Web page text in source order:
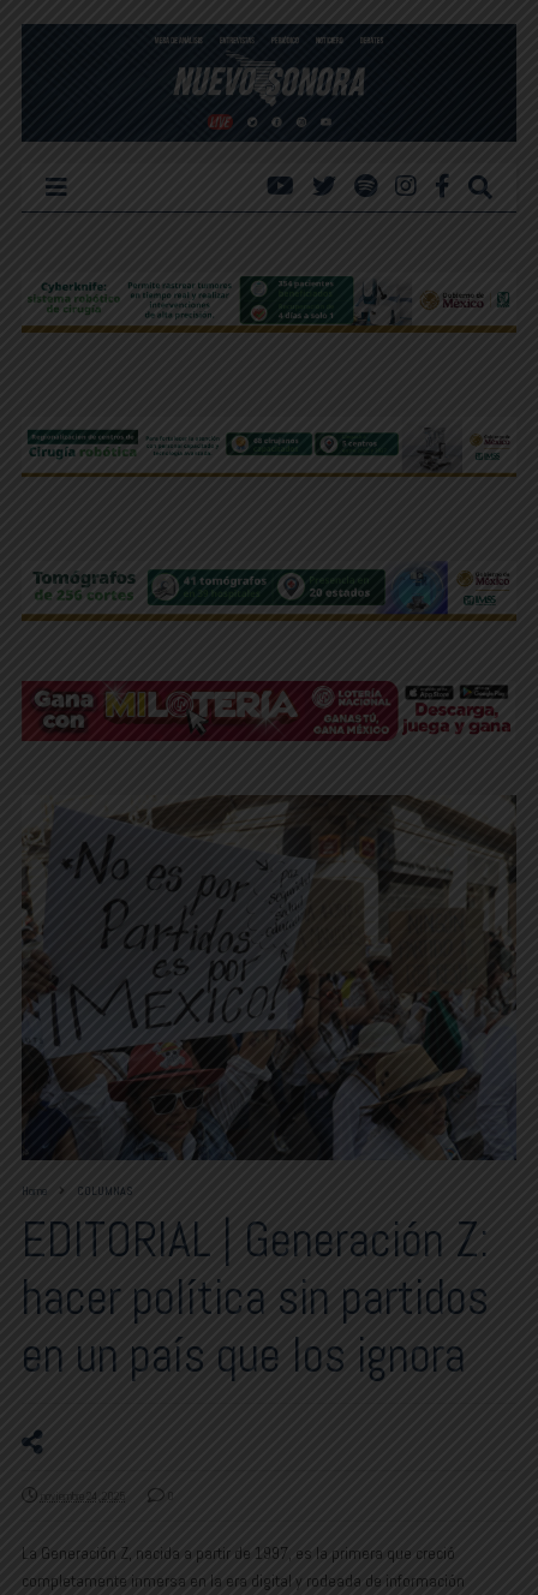
Home COLUMNAS
EDITORIAL | Generación Z:
hacer política sin partidos
en un país que los ignora
noviembre 24, 2025 0
La Generación Z, nacida a partir de 1997, es la primera que creció
completamente inmersa en la era digital y rodeada de información